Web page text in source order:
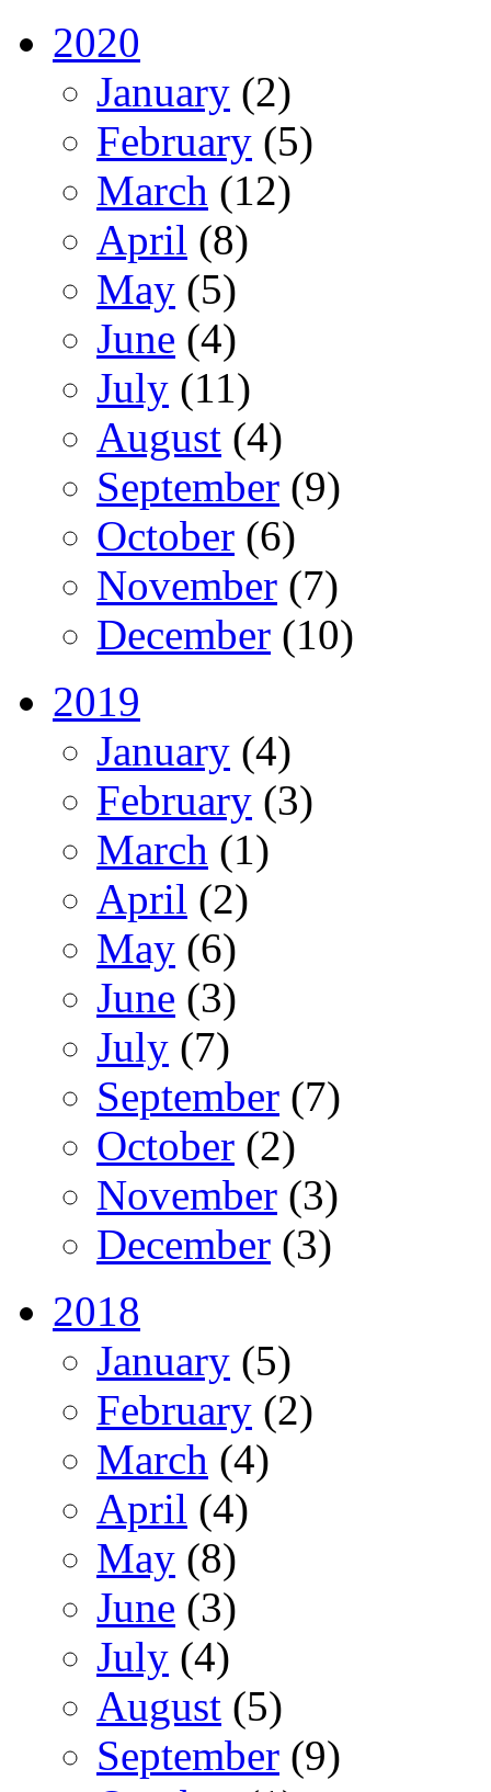
2020
January (2)
February (5)
March (12)
April (8)
May (5)
June (4)
July (11)
August (4)
September (9)
October (6)
November (7)
December (10)
2019
January (4)
February (3)
March (1)
April (2)
May (6)
June (3)
July (7)
September (7)
October (2)
November (3)
December (3)
2018
January (5)
February (2)
March (4)
April (4)
May (8)
June (3)
July (4)
August (5)
September (9)